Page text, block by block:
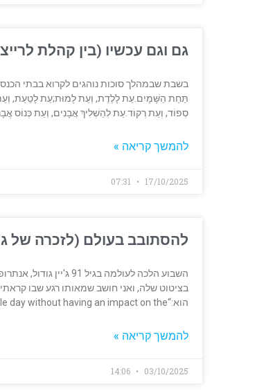
גם וגם עכשיו (בין קהלת
בשבת שבמהלך סוכות נוהגים לקרוא בבתי
תַּחַת הַשָּׁמָיִם.עֵת לָלֶדֶת, וְעֵת לָמוּת;עֵת לָטַעַת, וְעֵת
סְפוֹד, וְעֵת רְקוֹד.עֵת לְהַשְׁלִיךְ אֲבָנִים, וְעֵת כְּנוֹס
להמשך קריאה »
17/10/2025
להסתובב בעולם (לזכרה של
השבוע הלכה לעולמה
בציטוט שלה, ואני חושב שמאותו רגע שבו
הוא:“You cannot get through a single day without having an impact on the
להמשך קריאה »
03/10/2025